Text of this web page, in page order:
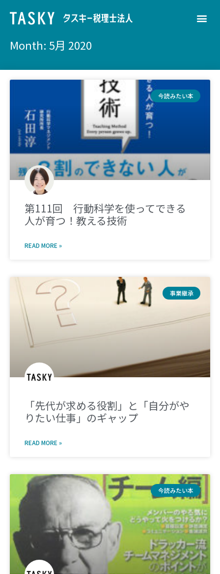
Month: 5月 2020
今読みたい本
第111回 行動科学を使ってできる
人が育つ！教える技術
READ MORE »
事業継承
「先代が求める役割」と「自分がや
りたい仕事」のギャップ
READ MORE »
今読みたい本